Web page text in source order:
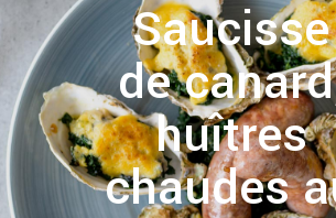
Saucisse
de
huîtres
chaudes